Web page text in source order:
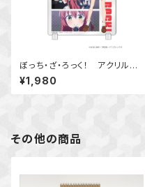
ぼっち・ざ・ろっく！ アクリルス
タンドボード 喜多 郁代
¥1,980
その他の商品